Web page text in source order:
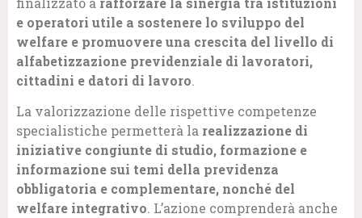
e operatori utile a sostenere lo sviluppo del
welfare e promuovere una crescita del livello di
alfabetizzazione previdenziale di lavoratori,
cittadini e datori di lavoro.
La valorizzazione delle rispettive competenze
specialistiche permetterà la realizzazione di
iniziative congiunte di studio, formazione e
informazione sui temi della previdenza
obbligatoria e complementare, nonché del
welfare integrativo. L’azione comprenderà anche